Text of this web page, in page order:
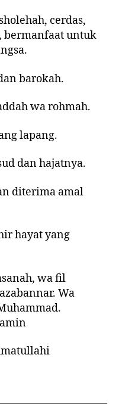
cerdas,
bermanfaat untuk
barokah.
wa rohmah.
lapang.
dan hajatnya.
diterima amal
hayat yang
wa fil
Wa